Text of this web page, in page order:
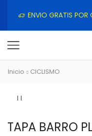
ENVIO GRATIS POR
Inicio CICLISMO
TAPA BARRO